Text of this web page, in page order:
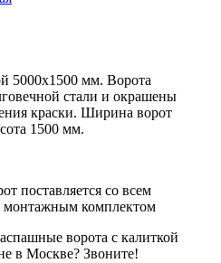
5000х1500 мм. Ворота
стали и окрашены
краски. Ширина ворот
1500 мм.
поставляется со всем
монтажным комплектом
ворота с калиткой
в Москве? Звоните!